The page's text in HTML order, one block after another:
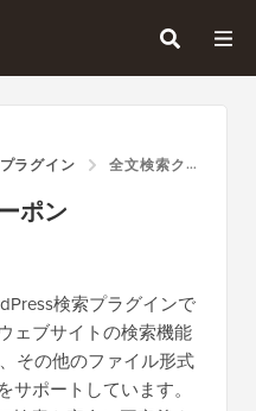
プラグイン 全文検索クーポン
ポン
検索プラグインで
ェブサイトの検索機能
その他のファイル形式
サポートしています。